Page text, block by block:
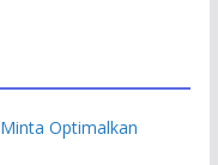
Optimalkan